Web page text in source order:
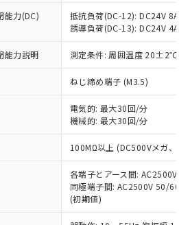
能力(DC)
抵抗負荷(DC-12): DC24V 8A/
誘導負荷(DC-13): DC24V 4A/
能力説明 測定条件: 周囲温度 20±2℃、
ねじ締め端子 (M3.5)
電気的: 最大30回/分
機械的: 最大30回/分
100MΩ以上 (DC500Vメガ、点
各端子とアース間: AC2500V
同極端子間: AC2500V 50/
(初期値)
了承ください。
および標準価格照会結果は、
いる更新日時点での社内デー
き作成されるものであり、閲
時点での実際の在庫および標
は異なる場合があることをご
期状況および標準価格はお客
引先、またはお客様担当のオ
御機器販売店・当社販売員に
制御機器販売店や当社販売拠
売ネットワーク
」をご確認
および標準価格結果を当社の
有品と判明した場合などや
ることがあります。
物質）：
下、 水銀(Hg) 1000ppm以下、 カド
1000ppm以下、ポリ臭化ビフェニル
以下、ポリ臭化ジフェニルエーテル類
下、フタル酸ビス(2-エチルヘキシ
DOP) 1000ppm以下、フタル酸ブチ
） 1000ppm以下、フタル酸ジブチル
以下、フタル酸ジイソブチル
産業用監視および制御機器に対する
類の４物質については閾値を超える意
ことを確認しています。
いることを示します。
です。当社販売部門へお問
: 1000ppm、 PBBs(ポリ臭化ビフェ
PBDEs(ポリ臭化ジフェニルエーテ
チル) : 1000ppm、 DIBP(フタル酸ジ
、 BBP(フタル酸ブチルベンジ
ス(2-エチルヘキシル)) : 1000ppm
これら貴社製品のうち、外国
び外国貿易法に定める商品
規制貨物等」という）を輸出
外への提供する場合は、日本
輸出許可(または役務取引許
するなどの必要な手続きを
制貨物を破棄する場合は、完
するなど、違法に輸出されな
要な手段を講じます。
社製品を、核兵器、ミサイ
兵器、生物兵器またはその他
にこれらの製造装置等に一切
貴社製品を第三者に販売する
数以上の在庫あり
数には満たないが在庫あり
なし(最新の在庫状況につ
は、お客様のお取引先、ま
お客様担当のオムロン制御
販売店・当社販売員にご確